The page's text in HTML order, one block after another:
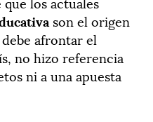
son el origen
afrontar el
no hizo referencia
ni a una apuesta